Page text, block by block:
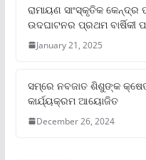
ରାମାୟଣ ସାଂସ୍କୃତିକ
ଉଦଘାଟନର ପ୍ରଥମ ବାର୍ଷିକୀ
January 21, 2025
ସମ୍‌ରେ ନବଜାତ ଶିଶୁଙ୍କ
କାର୍ଯ୍ୟକ୍ରମ ଆୟୋଜିତ
December 26, 2024